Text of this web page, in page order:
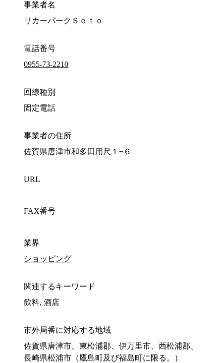
事業者名
リカーパークＳｅｔｏ
電話番号
0955-73-2210
回線種別
固定電話
事業者の住所
佐賀県唐津市和多田用尺１−６
URL
FAX番号
業界
ショッピング
関連するキーワード
飲料, 酒店
市外局番に対応する地域
佐賀県唐津市、東松浦郡、伊万里市、西松浦郡、
長崎県松浦市（鷹島町及び福島町に限る。）